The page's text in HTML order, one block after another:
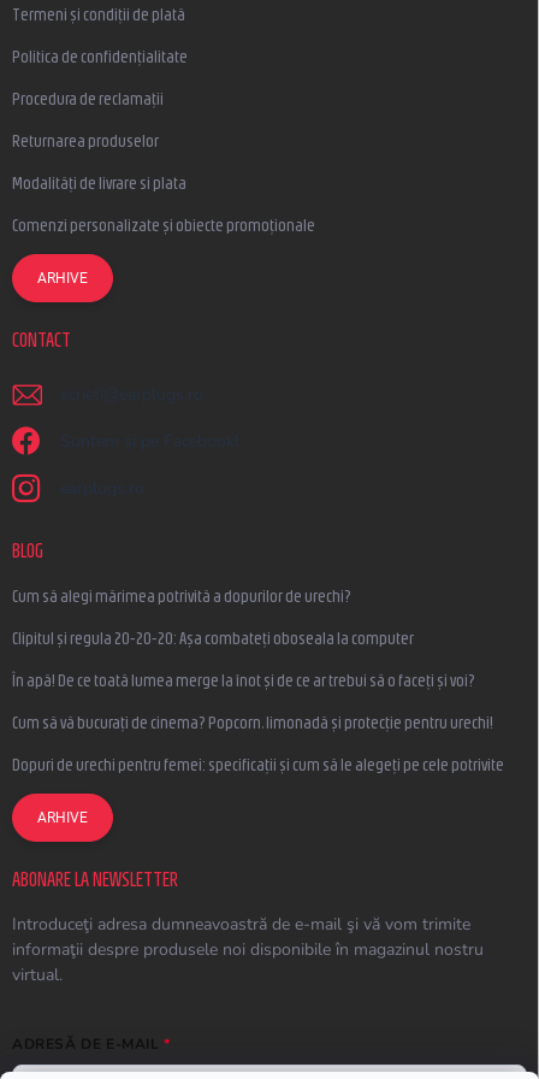
Termeni și condiții de plată
Politica de confidențialitate
Procedura de reclamații
Returnarea produselor
Modalități de livrare si plata
Comenzi personalizate și obiecte promoționale
ARHIVE
CONTACT
scrieti @ earplugs.ro
Suntem și pe Facebook!
earplugs.ro
BLOG
Cum să alegi mărimea potrivită a dopurilor de urechi?
Clipitul și regula 20-20-20: Așa combateți oboseala la computer
În apă! De ce toată lumea merge la înot și de ce ar trebui să o faceți și voi?
Cum să vă bucurați de cinema? Popcorn, limonadă și protecție pentru urechi!
Dopuri de urechi pentru femei: specificații și cum să le alegeți pe cele potrivite
ARHIVE
ABONARE LA NEWSLETTER
Introduceţi adresa dumneavoastră de e-mail şi vă vom trimite
informaţii despre produsele noi disponibile în magazinul nostru
virtual.
ADRESĂ DE E-MAIL